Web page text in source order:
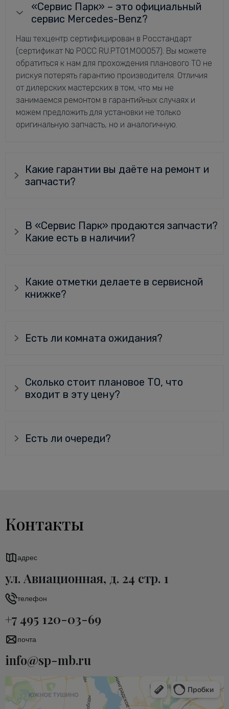
«Сервис Парк» – это официальный
сервис Mercedes-Benz?
Наш техцентр сертифицирован в Росстандарт
(сертификат № РОСС RU.РТ01.М00057). Вы можете
обратиться к нам для прохождения планового ТО не
рискуя потерять гарантию производителя. Отличия
от дилерских мастерских в том, что мы не
занимаемся ремонтом в гарантийных случаях и
можем предложить для установки не только
оригинальную запчасть, но и аналогичную.
Какие гарантии вы даёте на ремонт и
запчасти?
В «Сервис Парк» продаются запчасти?
Какие есть в наличии?
Какие отметки делаете в сервисной
книжке?
Есть ли комната ожидания?
Сколько стоит плановое ТО, что
входит в эту цену?
Есть ли очереди?
Контакты
адрес
ул. Авиационная, д. 24 стр. 1
телефон
+7 495 120-03-69
почта
info@sp-mb.ru